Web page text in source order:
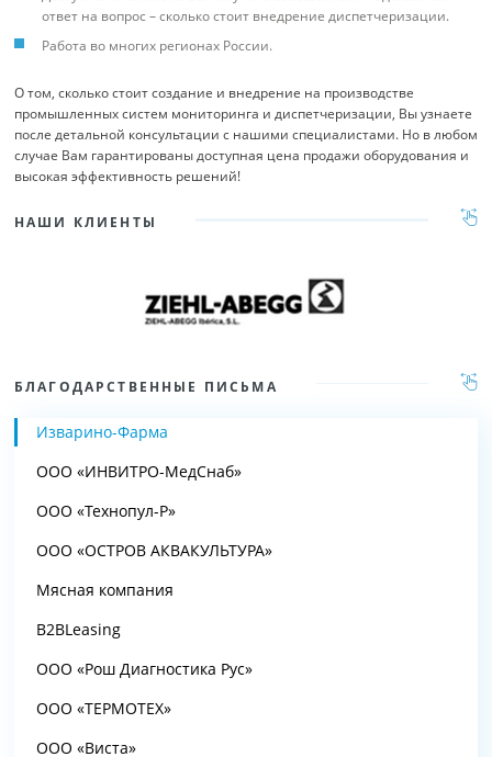
ответ на вопрос – сколько стоит внедрение диспетчеризации.
Работа во многих регионах России.
О том, сколько стоит создание и внедрение на производстве
промышленных систем мониторинга и диспетчеризации, Вы узнаете
после детальной консультации с нашими специалистами. Но в любом
случае Вам гарантированы доступная цена продажи оборудования и
высокая эффективность решений!
НАШИ КЛИЕНТЫ
БЛАГОДАРСТВЕННЫЕ ПИСЬМА
Изварино-Фарма
ООО «ИНВИТРО-МедСнаб»
ООО «Технопул-Р»
ООО «ОСТРОВ АКВАКУЛЬТУРА»
Мясная компания
B2BLeasing
ООО «Рош Диагностика Рус»
ООО «ТЕРМОТЕХ»
ООО «Виста»